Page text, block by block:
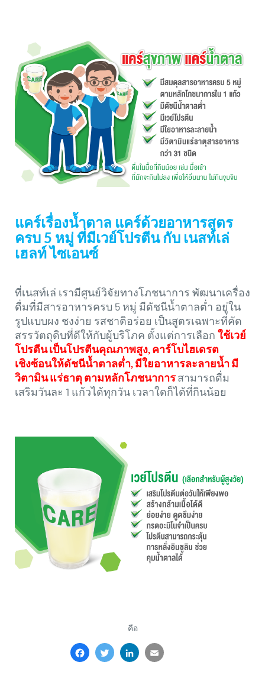
แคร์เรื่องน้ำตาล แคร์ด้วยอาหารสูตร
ครบ 5 หมู่ ที่มีเวย์โปรตีน กับ เนสท์เล่
เฮลท์ ไซเอนซ์
ที่เนสท์เล่ เรามีศูนย์วิจัยทางโภชนาการ พัฒนาเครื่อง
ดื่มที่มีสารอาหารครบ 5 หมู่ มีดัชนีน้ำตาลต่ำ อยู่ใน
รูปแบบผง ชงง่าย รสชาติอร่อย เป็นสูตรเฉพาะที่คัด
สรรวัตถุดิบที่ดีให้กับผู้บริโภค ตั้งแต่การเลือก ใช้เวย์
โปรตีน เป็นโปรตีนคุณภาพสูง, คาร์โบไฮเดรต
เชิงซ้อนให้ดัชนีน้ำตาลต่ำ, มีใยอาหารละลายน้ำ มี
วิตามิน แร่ธาตุ ตามหลักโภชนาการสามารถดื่ม
เสริมวันละ 1 แก้วได้ทุกวัน เวลาใดก็ได้ที่กินน้อย
คือ
FacebookTwitterLinkedInEmail